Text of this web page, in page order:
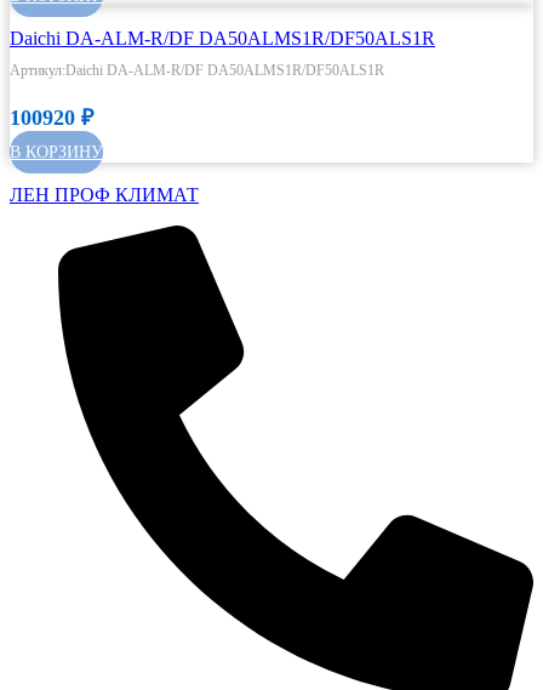
Daichi DA-ALM-R/DF DA50ALMS1R/DF50ALS1R
Артикул:Daichi DA-ALM-R/DF DA50ALMS1R/DF50ALS1R
100920 ₽
В КОРЗИНУ
ЛЕН ПРОФ КЛИМАТ